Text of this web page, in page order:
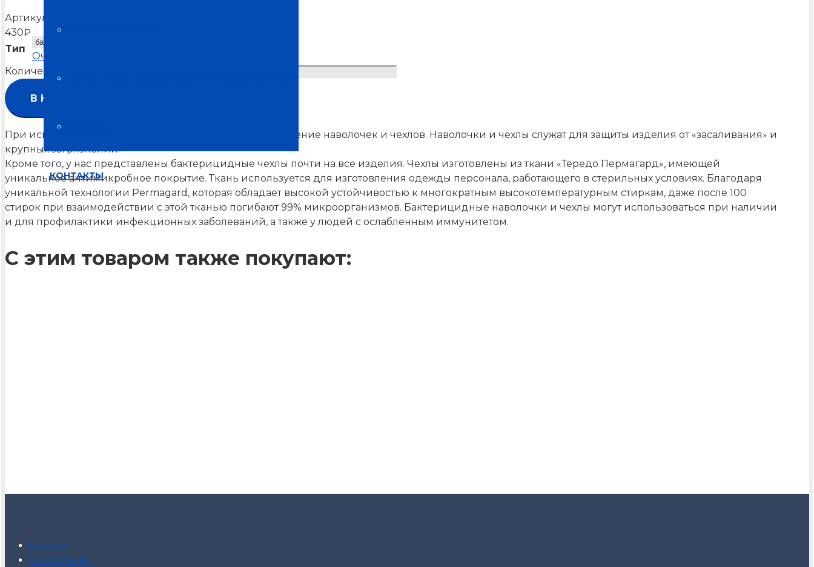
КОНТАКТЫ
Артикул:
430₽
Тип
Очистить
Количество товара Чехол бактерицидный на варежку
В КОРЗИНУ
При использовании изделий мы рекомендуем применение наволочек и чехлов. Наволочки и чехлы служат для защиты изделия от «засаливания» и
крупных загрязнений.
Кроме того, у нас представлены бактерицидные чехлы почти на все изделия. Чехлы изготовлены из ткани «Тередо Пермагард», имеющей
уникальное антимикробное покрытие. Ткань используется для изготовления одежды персонала, работающего в стерильных условиях. Благодаря
уникальной технологии Permagard, которая обладает высокой устойчивостью к многократным высокотемпературным стиркам, даже после 100
стирок при взаимодействии с этой тканью погибают 99% микроорганизмов. Бактерицидные наволочки и чехлы могут использоваться при наличии
и для профилактики инфекционных заболеваний, а также у людей с ослабленным иммунитетом.
С этим товаром также покупают:
Главная
О компании